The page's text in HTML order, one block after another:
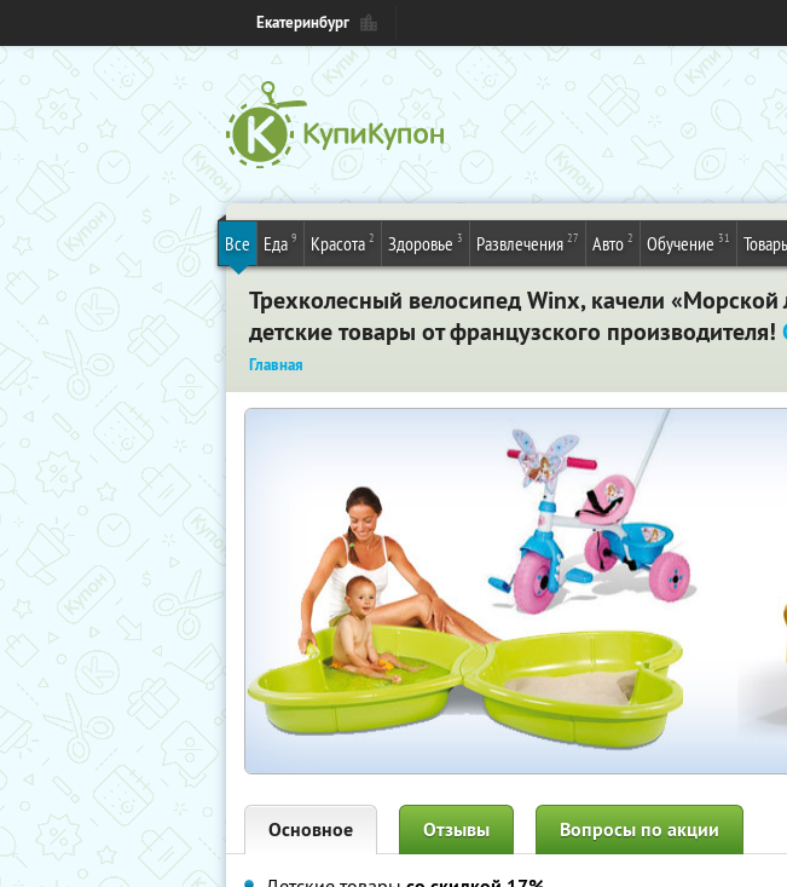
Екатеринбург
Все Еда 9 Красота 2 Здоровье 3 Развлечения 27 Авто 2 Обучение 31
Трехколесный велосипед Winx, качели
детские товары от французского производителя!
Главная
Основное Отзывы Вопросы по акции